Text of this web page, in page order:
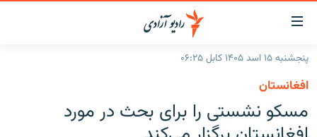
لینک‌های
قابل
دسترسی
به
متن
اصلی
گزارش‌ها
افغانستان
خبرها
پنجشنبه ۱۵ اسد ۱۴۰۵ کابل ۰۶:۲۵
افغانستان
مسکو نشستی را برای بحث در مورد